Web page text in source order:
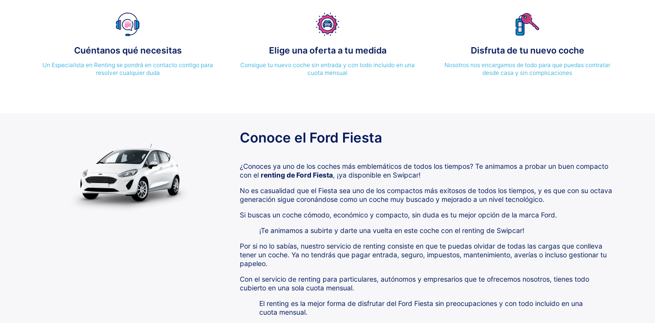
Cuéntanos qué necesitas
Un Especialista en Renting se pondrá en contacto contigo para
resolver cualquier duda
Elige una oferta a tu medida
Consigue tu nuevo coche sin entrada y con todo incluido en una
cuota mensual
Disfruta de tu nuevo coche
Nosotros nos encargamos de todo para que puedas contratar
desde casa y sin complicaciones
Conoce el Ford Fiesta
¿Conoces ya uno de los coches más emblemáticos de todos los tiempos? Te animamos a probar un buen compacto
con el renting de Ford Fiesta, ¡ya disponible en Swipcar!
No es casualidad que el Fiesta sea uno de los compactos más exitosos de todos los tiempos, y es que con su octava
generación sigue coronándose como un coche muy buscado y mejorado a un nivel tecnológico.
Si buscas un coche cómodo, económico y compacto, sin duda es tu mejor opción de la marca Ford.
¡Te animamos a subirte y darte una vuelta en este coche con el renting de Swipcar!
Por si no lo sabías, nuestro servicio de renting consiste en que te puedas olvidar de todas las cargas que conlleva
tener un coche. Ya no tendrás que pagar entrada, seguro, impuestos, mantenimiento, averías o incluso gestionar tu
papeleo.
Con el servicio de renting para particulares, autónomos y empresarios que te ofrecemos nosotros, tienes todo
cubierto en una sola cuota mensual.
El renting es la mejor forma de disfrutar del Ford Fiesta sin preocupaciones y con todo incluido en una
cuota mensual.